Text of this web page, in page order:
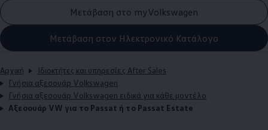
Μετάβαση στο myVolkswagen
Μετάβαση στον Ηλεκτρονικό Κατάλογο
Αρχική
Ιδιοκτήτες και υπηρεσίες After Sales
Γνήσια αξεσουάρ Volkswagen
Γνήσια αξεσουάρ Volkswagen ειδικά για κάθε μοντέλο
Αξεσουάρ VW για το Passat ή το Passat Estate